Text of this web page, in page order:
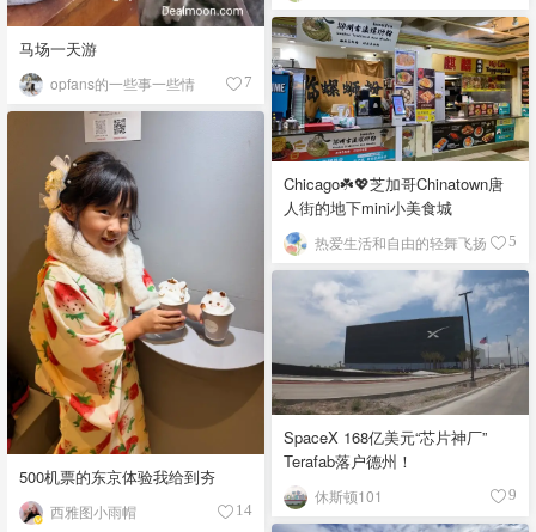
马场一天游
opfans的一些事一些情 7
Chicago☘️💖芝加哥Chinatown唐
人街的地下mini小美食城
热爱生活和自由的轻舞飞扬 5
500机票的东京体验我给到夯
西雅图小雨帽 14
SpaceX 168亿美元“芯片神厂”
Terafab落户德州！
休斯顿101 9